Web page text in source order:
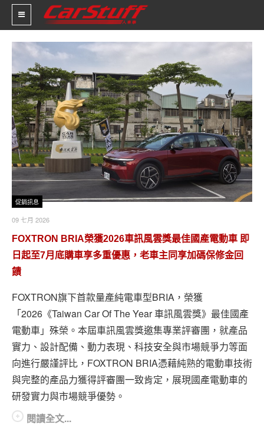
新車價格
車市新聞
賽車新聞
汽車改裝
輪胎特區
促銷訊息
人車軼事
試車報導
專題報導
車型比拼
兩輪世界
促銷訊息
09 七月 2026
FOXTRON BRIA榮獲2026車訊風雲獎最佳國產電動車 即
日起至7月底購車享多重優惠，老車主同享加碼保修金回
饋
FOXTRON旗下首款量產純電車型BRIA，榮獲
「2026《Taiwan Car Of The Year 車訊風雲獎》最佳國產
電動車」殊榮。本屆車訊風雲獎邀集專業評審團，就產品
實力、設計配備、動力表現、科技安全與市場競爭力等面
向進行嚴謹評比，FOXTRON BRIA憑藉純熟的電動車技術
與完整的產品力獲得評審團一致肯定，展現國產電動車的
研發實力與市場競爭優勢。
閱讀全文...